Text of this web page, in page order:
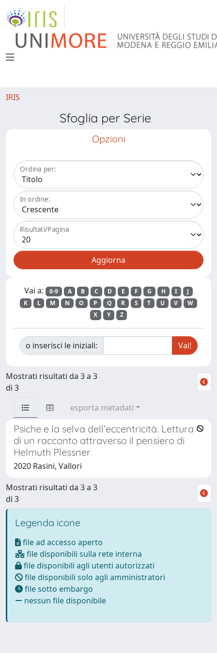
IRIS
Sfoglia per Serie
Opzioni
Ordina per:
In ordine:
Risultati/Pagina
Vai a: 0-9 A B C D E F G H I
J
K
L M N O P Q R S T U V
W
X
Y Z
o inserisci le iniziali:
Mostrati risultati da 3 a 3
di 3
esporta metadati
Psiche e la selva dell’eccentricità. Lettura
di un racconto attraverso il pensiero di
Helmuth Plessner
2020 Rasini, Vallori
Mostrati risultati da 3 a 3
di 3
Legenda icone
file ad accesso aperto
file disponibili sulla rete interna
file disponibili agli utenti autorizzati
file disponibili solo agli amministratori
file sotto embargo
nessun file disponibile